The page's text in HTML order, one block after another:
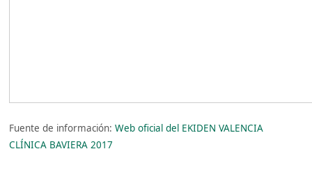
Fuente de información:Web oficial del EKIDEN VALENCIA
CLÍNICA BAVIERA 2017